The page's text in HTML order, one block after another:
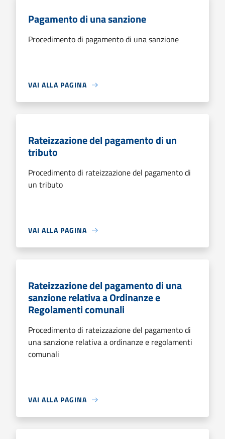
Pagamento di una sanzione
Procedimento di pagamento di una sanzione
VAI ALLA PAGINA
Rateizzazione del pagamento di un
tributo
Procedimento di rateizzazione del pagamento di
un tributo
VAI ALLA PAGINA
Rateizzazione del pagamento di una
sanzione relativa a Ordinanze e
Regolamenti comunali
Procedimento di rateizzazione del pagamento di
una sanzione relativa a ordinanze e regolamenti
comunali
VAI ALLA PAGINA